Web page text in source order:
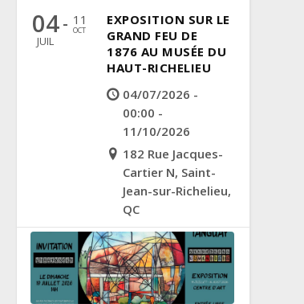
04
JUIL
- 11
OCT
EXPOSITION SUR LE
GRAND FEU DE
1876 AU MUSÉE DU
HAUT-RICHELIEU
04/07/2026 -
00:00 -
11/10/2026
182 Rue Jacques-
Cartier N, Saint-
Jean-sur-Richelieu,
QC